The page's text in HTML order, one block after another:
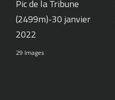
Pic de la Tribune
(2499m)-30 janvier
2022
29 Images